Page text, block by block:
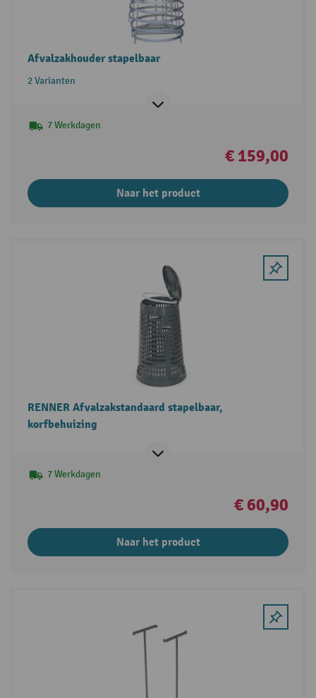
Afvalzakhouder stapelbaar
2 Varianten
7 Werkdagen
€ 159,00
Naar het product
RENNER Afvalzakstandaard stapelbaar,
korfbehuizing
7 Werkdagen
€ 60,90
Naar het product